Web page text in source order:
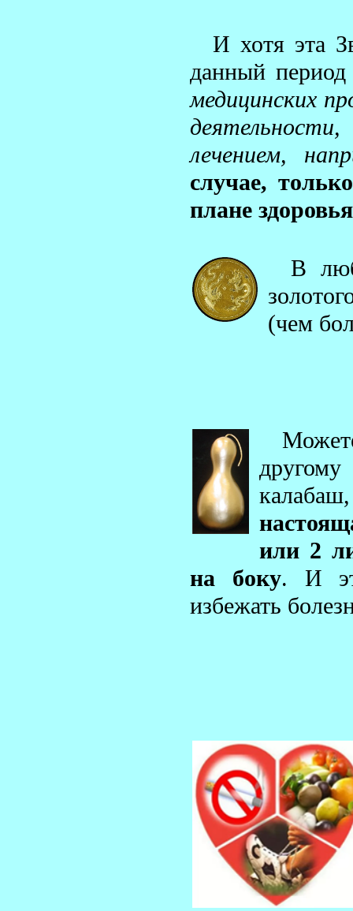
И хотя эта
данный
медицинских
лечением,
случае,
плане
В
(чем
или 2
на боку. И
избежать